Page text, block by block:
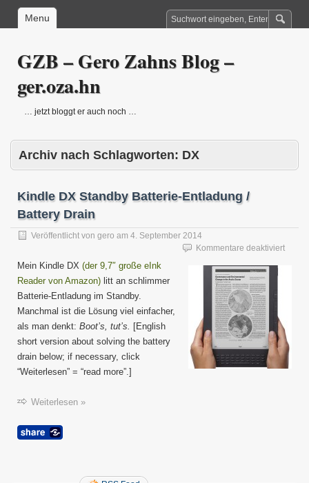
Menu
GZB – Gero Zahns Blog –
ger.oza.hn
… jetzt bloggt er auch noch …
Archiv nach Schlagworten: DX
Kindle DX Standby Batterie-Entladung /
Battery Drain
Veröffentlicht von gero am 4. September 2014
Kommentare deaktiviertfür
Drain
Mein Kindle DX (der 9,7″ große eInk
Reader von Amazon) litt an schlimmer
Batterie-Entladung im Standby.
Manchmal ist die Lösung viel einfacher,
als man denkt: Boot’s, tut’s. [English
short version about solving the battery
drain below; if necessary, click
“Weiterlesen” = “read more”.]
Weiterlesen »